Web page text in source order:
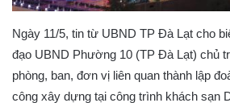
Ngày 11/5, tin từ UBND TP Đà Lạt cho
đạo UBND Phường 10 (TP Đà Lạt) chủ
phòng, ban, đơn vị liên quan thành lập
công xây dựng tại công trình khách sạn